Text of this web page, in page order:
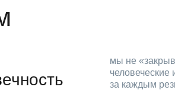
мы не
человеческие
за каждым